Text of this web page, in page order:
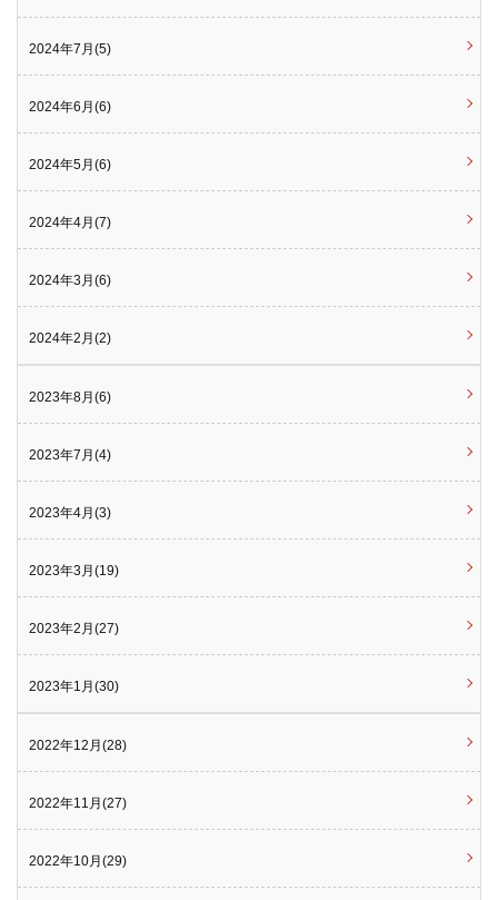
2024年7月(5)
2024年6月(6)
2024年5月(6)
2024年4月(7)
2024年3月(6)
2024年2月(2)
2023年8月(6)
2023年7月(4)
2023年4月(3)
2023年3月(19)
2023年2月(27)
2023年1月(30)
2022年12月(28)
2022年11月(27)
2022年10月(29)